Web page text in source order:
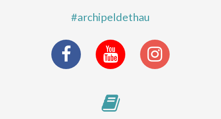
#archipeldethau